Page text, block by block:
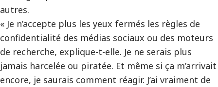
autres.
« Je n’accepte plus les yeux fermés les règles de
confidentialité des médias sociaux ou des moteurs
de recherche, explique-t-elle. Je ne serais plus
jamais harcelée ou piratée. Et même si ça m’arrivait
encore, je saurais comment réagir. J’ai vraiment de